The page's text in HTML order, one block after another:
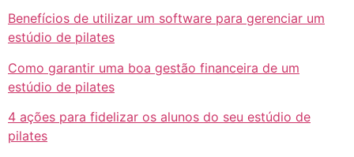
Benefícios de utilizar um software para gerenciar um
estúdio de pilates
Como garantir uma boa gestão financeira de um
estúdio de pilates
4 ações para fidelizar os alunos do seu estúdio de
pilates